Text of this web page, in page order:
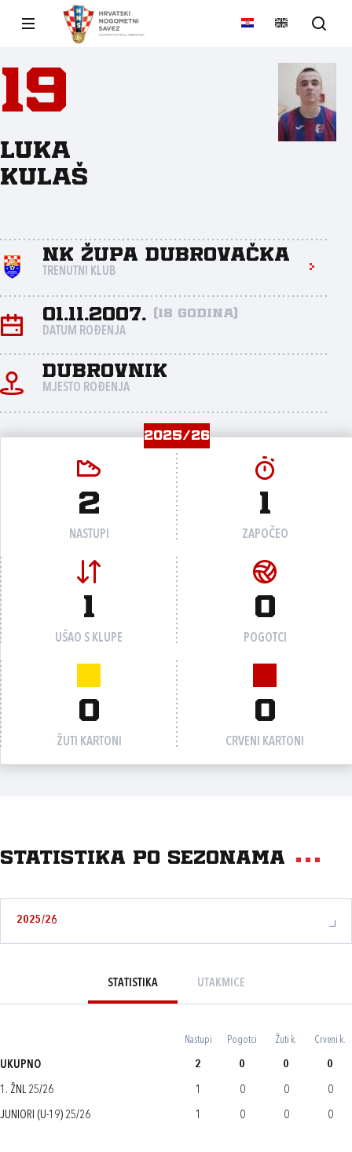
19
Luka
Kulaš
NK Župa dubrovačka
TRENUTNI KLUB
01.11.2007. (18 godina)
DATUM ROĐENJA
Dubrovnik
MJESTO ROĐENJA
2025/26
2
NASTUPI
1
ZAPOČEO
1
UŠAO S KLUPE
0
POGOTCI
0
ŽUTI KARTONI
0
CRVENI KARTONI
Statistika po sezonama
2025/26
STATISTIKA UTAKMICE
Nastupi Pogotci Žuti k. Crveni k.
UKUPNO 2 0 0 0
1. ŽNL 25/26 1 0 0 0
JUNIORI (U-19) 25/26 1 0 0 0